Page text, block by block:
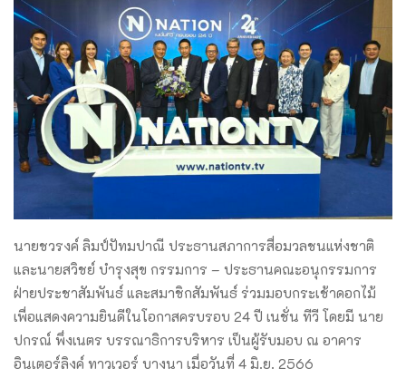
นายชวรงค์ ลิมป์ปัทมปาณี ประธานสภาการสื่อมวลชนแห่งชาติ
และนายสวิชย์ บำรุงสุข กรรมการ – ประธานคณะอนุกรรมการ
ฝ่ายประชาสัมพันธ์ และสมาชิกสัมพันธ์ ร่วมมอบกระเช้าดอกไม้
เพื่อแสดงความยินดีในโอกาสครบรอบ 24 ปี เนชั่น ทีวี โดยมี นาย
ปกรณ์ พึ่งเนตร บรรณาธิการบริหาร เป็นผู้รับมอบ ณ อาคาร
อินเตอร์ลิงค์ ทาวเวอร์ บางนา เมื่อวันที่ 4 มิ.ย. 2566